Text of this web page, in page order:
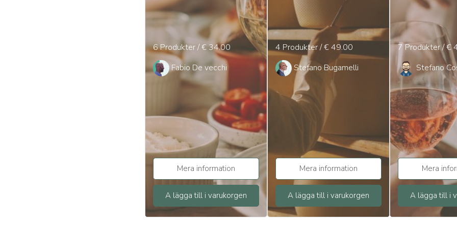
6 Produkter / € 34.00
Fabio De vecchi
Mera information
A lägga till i varukorgen
4 Produkter / € 49.00
Stefano Bugamelli
Mera information
A lägga till i varukorgen
7 Produkter / €
Stefano
Mera
A lägga till i